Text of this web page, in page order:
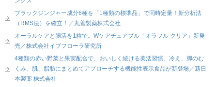
ブラックジンジャー成分6種を「1種類の標準品」で同時定量！新分析法
（RMS法）を確立！／丸善製薬株式会社
オーラルケアと腸活を1粒で。Wケアチュアブル「オラフル クリア」新発
売／株式会社イブフローラ研究所
4種類の赤い野菜と果実配合で、おいしく続ける美活習慣。冷え、脚のむ
くみ、肌、脂肪にまとめてアプローチする機能性表示食品が新登場／新日
本製薬 株式会社